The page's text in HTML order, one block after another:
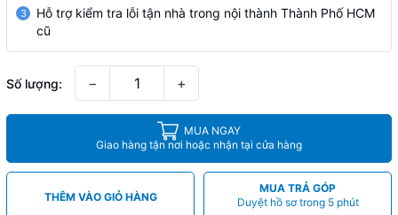
3
Hỗ trợ kiểm tra lỗi tận nhà trong nội thành Thành Phố HCM
cũ
Số lượng: − +
MUA NGAY
Giao hàng tận nơi hoặc nhận tại cửa hàng
THÊM VÀO GIỎ HÀNG
MUA TRẢ GÓP
Duyệt hồ sơ trong 5 phút